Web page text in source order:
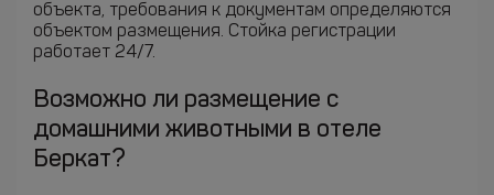
объекта, требования к документам определяются
объектом размещения. Стойка регистрации
работает 24/7.
Возможно ли размещение с
домашними животными в отеле
Беркат?